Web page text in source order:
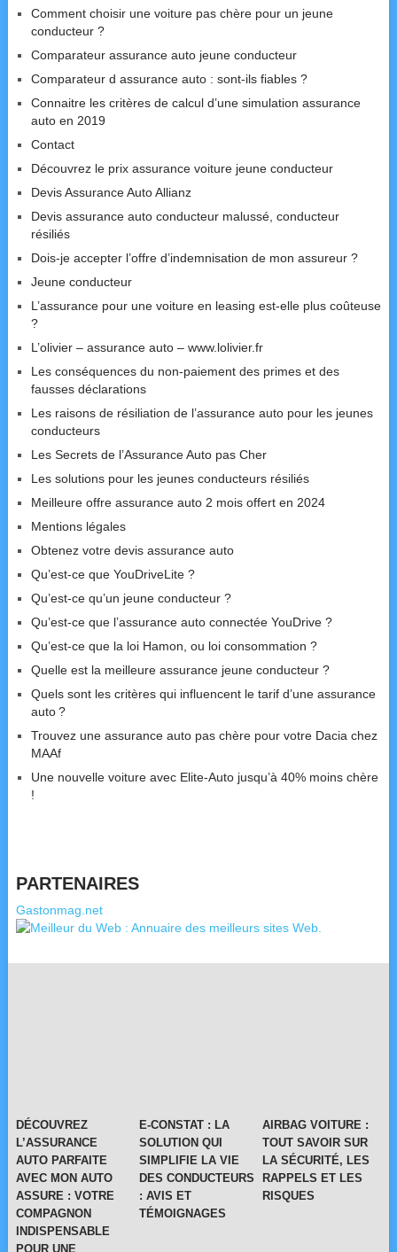
Comment choisir une voiture pas chère pour un jeune
conducteur ?
Comparateur assurance auto jeune conducteur
Comparateur d assurance auto : sont-ils fiables ?
Connaitre les critères de calcul d’une simulation assurance
auto en 2019
Contact
Découvrez le prix assurance voiture jeune conducteur
Devis Assurance Auto Allianz
Devis assurance auto conducteur malussé, conducteur
résiliés
Dois-je accepter l’offre d’indemnisation de mon assureur ?
Jeune conducteur
L’assurance pour une voiture en leasing est-elle plus coûteuse
?
L’olivier – assurance auto – www.lolivier.fr
Les conséquences du non-paiement des primes et des
fausses déclarations
Les raisons de résiliation de l’assurance auto pour les jeunes
conducteurs
Les Secrets de l’Assurance Auto pas Cher
Les solutions pour les jeunes conducteurs résiliés
Meilleure offre assurance auto 2 mois offert en 2024
Mentions légales
Obtenez votre devis assurance auto
Qu’est-ce que YouDriveLite ?
Qu’est-ce qu’un jeune conducteur ?
Qu’est-ce que l’assurance auto connectée YouDrive ?
Qu’est-ce que la loi Hamon, ou loi consommation ?
Quelle est la meilleure assurance jeune conducteur ?
Quels sont les critères qui influencent le tarif d’une assurance
auto ?
Trouvez une assurance auto pas chère pour votre Dacia chez
MAAf
Une nouvelle voiture avec Elite-Auto jusqu’à 40% moins chère
!
PARTENAIRES
Gastonmag.net
DÉCOUVREZ
L’ASSURANCE
AUTO PARFAITE
AVEC MON AUTO
ASSURE : VOTRE
COMPAGNON
INDISPENSABLE
POUR UNE
E-CONSTAT : LA
SOLUTION QUI
SIMPLIFIE LA VIE
DES CONDUCTEURS
: AVIS ET
TÉMOIGNAGES
AIRBAG VOITURE :
TOUT SAVOIR SUR
LA SÉCURITÉ, LES
RAPPELS ET LES
RISQUES